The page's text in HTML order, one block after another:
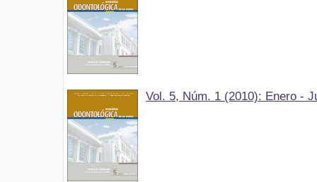
Vol. 5, Núm. 1 (2010): Enero -